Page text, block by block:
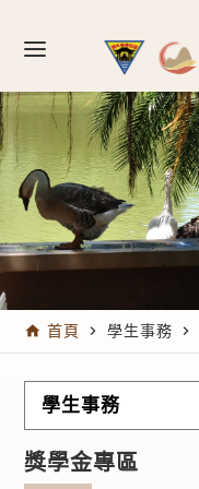
home 首頁 navigate_next 學生事務 navigate_next
學生事務
獎學金專區